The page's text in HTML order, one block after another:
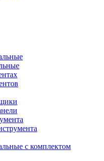
с комплектом